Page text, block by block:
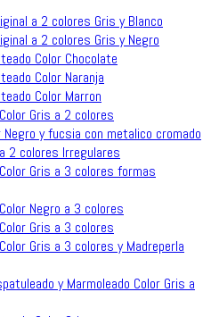
a 2 colores Gris y Blanco
a 2 colores Gris y Negro
Color Chocolate
Color Naranja
Color Marron
Gris a 2 colores
y fucsia con metalico cromado
2 colores Irregulares
Gris a 3 colores formas
Negro a 3 colores
Gris a 3 colores
Gris a 3 colores y Madreperla
y Marmoleado Color Gris a